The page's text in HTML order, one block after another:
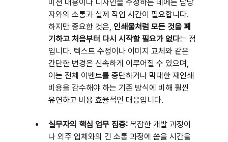
미션 내용이나 디자인을 수정하는 데에는 담당
자와의 소통과 실제 작업 시간이 필요합니다.
하지만 중요한 것은, 인쇄물처럼 모든 것을 폐
기하고 처음부터 다시 시작할 필요가 없다는 점
입니다. 텍스트 수정이나 이미지 교체와 같은
간단한 변경은 신속하게 이루어질 수 있으며,
이는 전체 이벤트를 중단하거나 막대한 재인쇄
비용을 감수해야 하는 기존 방식에 비해 훨씬
유연하고 비용 효율적인 대응입니다.
실무자의 핵심 업무 집중: 복잡한 개발 과정이
나 외주 업체와의 긴 소통 과정에 쏟을 시간을